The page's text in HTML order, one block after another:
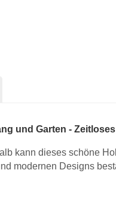
und Garten -
kann dieses schöne
modernen Designs